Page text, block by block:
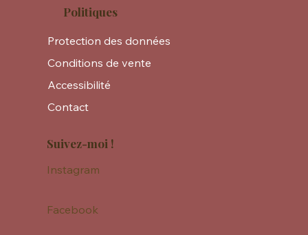
Politiques
Protection des données
Conditions de vente
Accessibilité
Contact
Suivez-moi !
Instagram
Facebook